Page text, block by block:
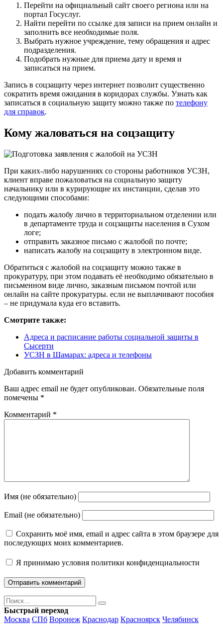
Перейти на официальный сайт своего региона или на
портал Госуслуг.
Найти перейти по ссылке для записи на прием онлайн и
заполнить все необходимые поля.
Выбрать нужное учреждение, тему обращения и адрес
подразделения.
Подобрать нужные для приема дату и время и
записаться на прием.
Запись в соцзащиту через интернет позволит существенно
сократить время ожидания в коридорах службы. Узнать как
записаться в социальную защиту можно также по телефону
для справок.
Кому жаловаться на соцзащиту
При каких-либо нарушениях со стороны работников УСЗН,
клиент вправе пожаловаться на социальную защиту
начальнику или в курирующие их инстанции, сделав это
следующими способами:
подать жалобу лично в территориальном отделении или
в департаменте труда и соцзащиты населения в Сухом
логе;
отправить заказное письмо с жалобой по почте;
написать жалобу на соцзащиту в электронном виде.
Обратиться с жалобой на соцзащиту можно также в
прокуратуру, при этом подавать её необходимо обязательно в
письменном виде лично, заказным письмом почтой или
онлайн на сайте прокуратуры. если не выплачивают пособия
– не придумала куда его вставить.
Смотрите также:
Адреса и расписание работы социальной защиты в
Сысерти
УСЗН в Шамарах: адреса и телефоны
Добавить комментарий
Ваш адрес email не будет опубликован. Обязательные поля
помечены *
Комментарий *
Имя (не обязательно)
Email (не обязательно)
Сохранить моё имя, email и адрес сайта в этом браузере для
последующих моих комментариев.
Я принимаю условия политики конфиденциальности
Поиск
Найти
Быстрый переход
Москва СПб Воронеж Краснодар Красноярск Челябинск